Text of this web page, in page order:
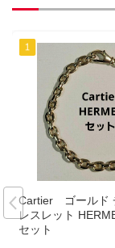
Cartier ゴールド
レスレット
セット